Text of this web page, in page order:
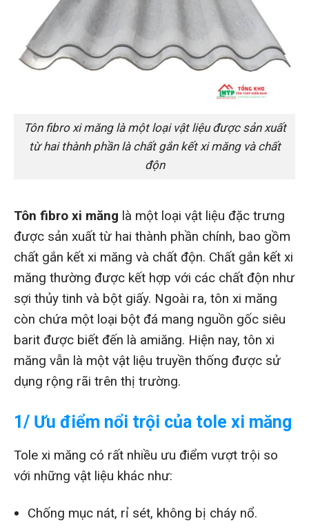
Tôn fibro xi măng là một loại vật liệu được sản xuất
từ hai thành phần là chất gắn kết xi măng và chất
độn
Tôn fibro xi măng là một loại vật liệu đặc trưng
được sản xuất từ hai thành phần chính, bao gồm
chất gắn kết xi măng và chất độn. Chất gắn kết xi
măng thường được kết hợp với các chất độn như
sợi thủy tinh và bột giấy. Ngoài ra, tôn xi măng
còn chứa một loại bột đá mang nguồn gốc siêu
barit được biết đến là amiăng. Hiện nay, tôn xi
măng vẫn là một vật liệu truyền thống được sử
dụng rộng rãi trên thị trường.
1/ Ưu điểm nổi trội của tole xi măng
Tole xi măng có rất nhiều ưu điểm vượt trội so
với những vật liệu khác như:
Chống mục nát, rỉ sét, không bị cháy nổ.